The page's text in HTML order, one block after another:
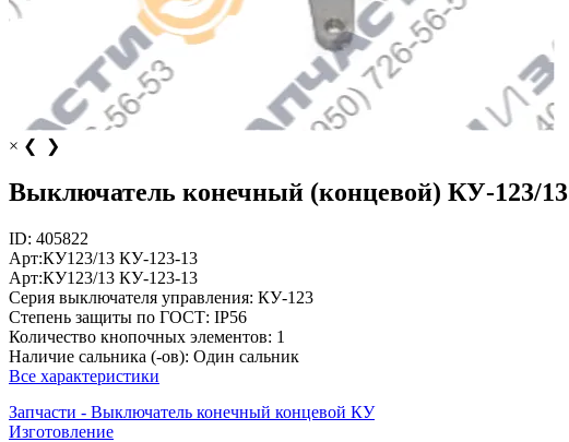
× ❮ ❯
Выключатель конечный (концевой) КУ-123/13
ID: 405822
Арт:КУ123/13 КУ-123-13
Арт:КУ123/13 КУ-123-13
Серия выключателя управления: КУ-123
Степень защиты по ГОСТ: IP56
Количество кнопочных элементов: 1
Наличие сальника (-ов): Один сальник
Все характеристики
Запчасти - Выключатель конечный концевой КУ
Изготовление